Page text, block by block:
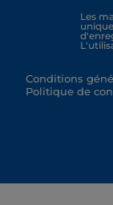
Les
Conditions
Politique de